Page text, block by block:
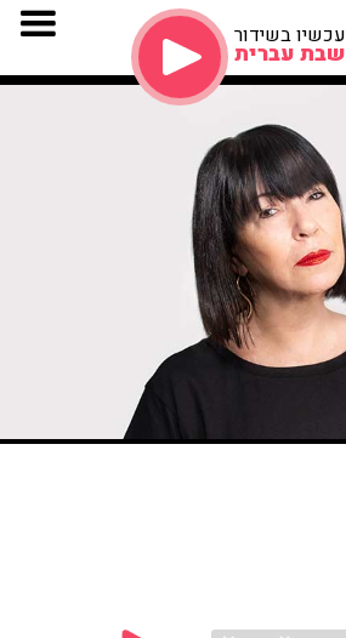
עכשיו בשידור
שבת עברית